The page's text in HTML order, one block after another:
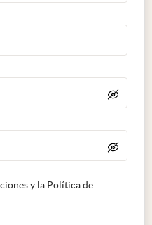
y la Política de